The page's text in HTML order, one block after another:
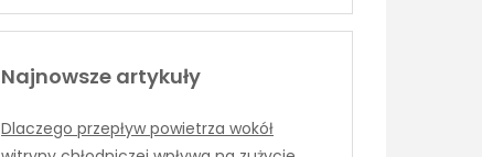
Najnowsze artykuły
Dlaczego przepływ powietrza wokół